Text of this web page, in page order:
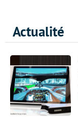
Actualité